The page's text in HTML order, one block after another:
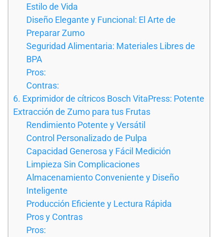
Estilo de Vida
Diseño Elegante y Funcional: El Arte de
Preparar Zumo
Seguridad Alimentaria: Materiales Libres de
BPA
Pros:
Contras:
6. Exprimidor de cítricos Bosch VitaPress: Potente
Extracción de Zumo para tus Frutas
Rendimiento Potente y Versátil
Control Personalizado de Pulpa
Capacidad Generosa y Fácil Medición
Limpieza Sin Complicaciones
Almacenamiento Conveniente y Diseño
Inteligente
Producción Eficiente y Lectura Rápida
Pros y Contras
Pros: